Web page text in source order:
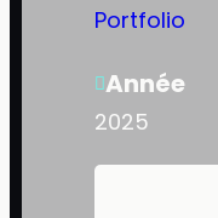
Portfolio
Année
2025